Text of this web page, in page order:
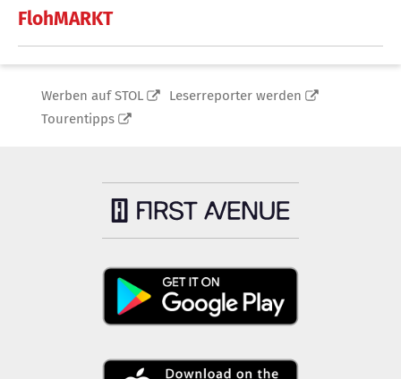
FlohMARKT
Werben auf STOL
Leserreporter werden
Tourentipps